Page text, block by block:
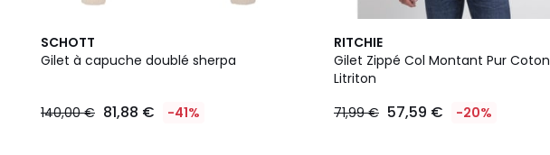
SCHOTT
Gilet à capuche doublé sherpa
140,00 € 81,88 € -41%
RITCHIE
Gilet Zippé Col Montant Pur Coton
Litriton
71,99 € 57,59 € -20%